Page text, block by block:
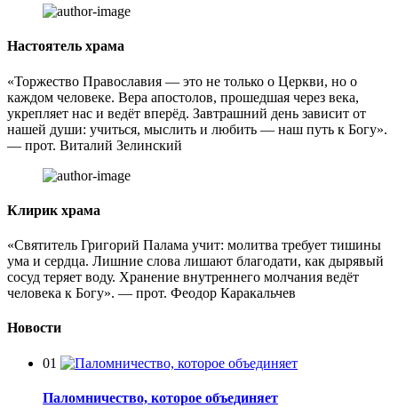
Настоятель храма
«Торжество Православия — это не только о Церкви, но о
каждом человеке. Вера апостолов, прошедшая через века,
укрепляет нас и ведёт вперёд. Завтрашний день зависит от
нашей души: учиться, мыслить и любить — наш путь к Богу».
— прот. Виталий Зелинский
Клирик храма
«Святитель Григорий Палама учит: молитва требует тишины
ума и сердца. Лишние слова лишают благодати, как дырявый
сосуд теряет воду. Хранение внутреннего молчания ведёт
человека к Богу». — прот. Феодор Каракальчев
Новости
01
Паломничество, которое объединяет